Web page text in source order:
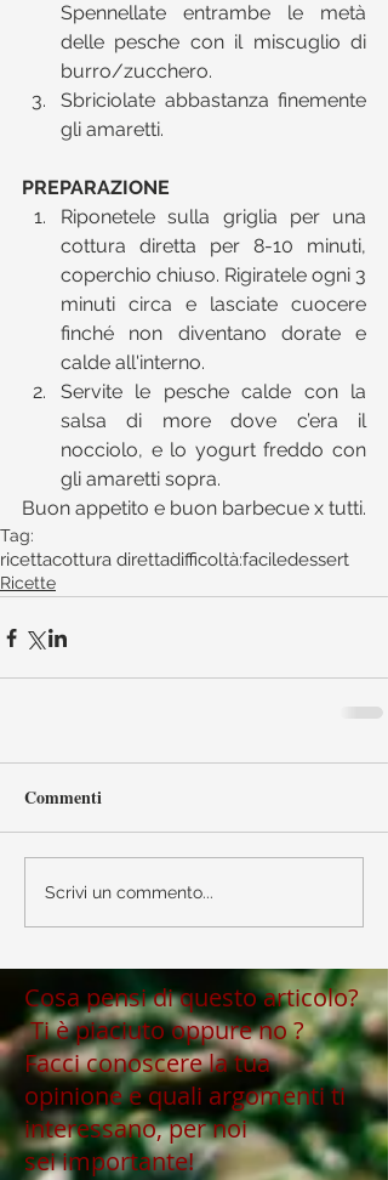
Spennellate entrambe le metà
delle pesche con il miscuglio di
burro/zucchero.
Sbriciolate abbastanza finemente
gli amaretti.
PREPARAZIONE
Riponetele sulla griglia per una
cottura diretta per 8-10 minuti,
coperchio chiuso. Rigiratele ogni 3
minuti circa e lasciate cuocere
finché non diventano dorate e
calde all'interno.
Servite le pesche calde con la
salsa di more dove c’era il
nocciolo, e lo yogurt freddo con
gli amaretti sopra.
Buon appetito e buon barbecue x tutti.
Tag:
ricettacottura direttadifficoltà:faciledessert
Ricette
Commenti
Scrivi un commento...
Cosa pensi di questo articolo?
Ti è piaciuto oppure no ?
Facci conoscere la tua
opinione e quali argomenti ti
interessano, per noi
sei importante!